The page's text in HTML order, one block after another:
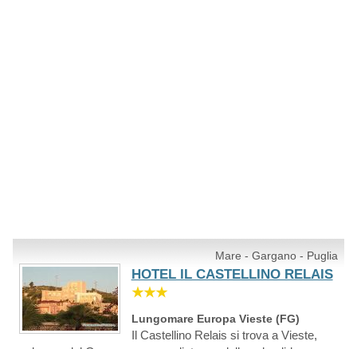
Mare - Gargano - Puglia
HOTEL IL CASTELLINO RELAIS
★★★
Lungomare Europa Vieste (FG)
Il Castellino Relais si trova a Vieste,